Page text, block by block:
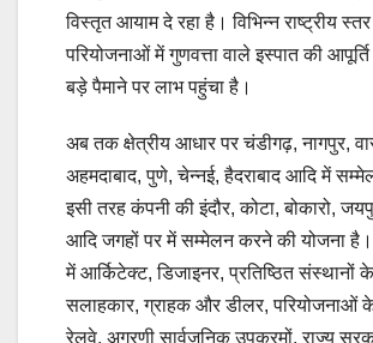
विस्तृत आयाम दे रहा है। विभिन्न राष्ट्रीय
परियोजनाओं में गुणवत्ता वाले इस्पात की
बड़े पैमाने पर लाभ पहुंचा है।
अब तक क्षेत्रीय आधार पर चंडीगढ़, नागपुर,
अहमदाबाद, पुणे, चेन्नई, हैदराबाद आदि में
इसी तरह कंपनी की इंदौर, कोटा, बोकारो,
आदि जगहों पर में सम्मेलन करने की योजना
में आर्किटेक्ट, डिजाइनर, प्रतिष्ठित संस्थानों
सलाहकार, ग्राहक और डीलर, परियोजनाओं
रेलवे, अग्रणी सार्वजनिक उपक्रमों, राज्य